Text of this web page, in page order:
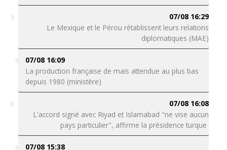
07/08 16:29
Le Mexique et le Pérou rétablissent leurs relations
diplomatiques (MAE)
07/08 16:09
La production française de maïs attendue au plus bas
depuis 1980 (ministère)
07/08 16:08
L'accord signé avec Riyad et Islamabad "ne vise aucun
pays particulier", affirme la présidence turque
07/08 15:38